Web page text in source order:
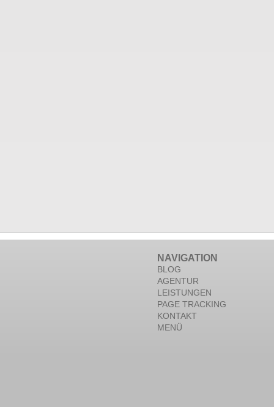
NAVIGATION
BLOG
AGENTUR
LEISTUNGEN
PAGE TRACKING
KONTAKT
MENÜ